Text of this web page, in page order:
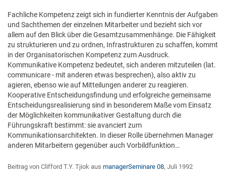
Fachliche Kompetenz zeigt sich in fundierter Kenntnis der Aufgaben
und Sachthemen der einzelnen Mitarbeiter und bezieht sich vor
allem auf den Blick über die Gesamtzusammenhänge. Die Fähigkeit
zu strukturieren und zu ordnen, Infrastrukturen zu schaffen, kommt
in der Organisatorischen Kompetenz zum Ausdruck.
Kommunikative Kompetenz bedeutet, sich anderen mitzuteilen (lat.
communicare - mit anderen etwas besprechen), also aktiv zu
agieren, ebenso wie auf Mitteilungen anderer zu reagieren.
Kooperative Entscheidungsfindung und erfolgreiche gemeinsame
Entscheidungsrealisierung sind in besonderem Maße vom Einsatz
der Möglichkeiten kommunikativer Gestaltung durch die
Führungskraft bestimmt: sie avanciert zum
Kommunikationsarchitekten. In dieser Rolle übernehmen Manager
anderen Mitarbeitern gegenüber auch Vorbildfunktion…
Beitrag von Clifford T.Y. Tjiok aus managerSeminare 08, Juli 1992